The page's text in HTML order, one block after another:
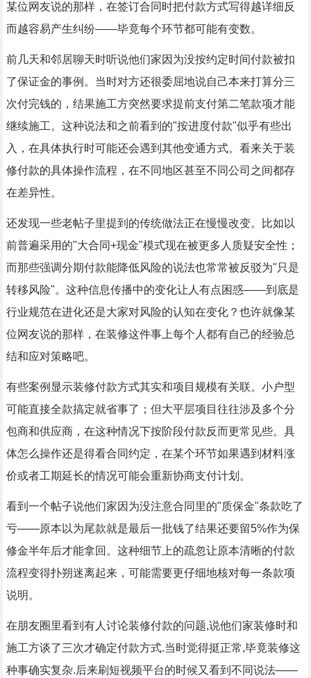
某位网友说的那样，在签订合同时把付款方式写得越详细反
而越容易产生纠纷——毕竟每个环节都可能有变数。
前几天和邻居聊天时听说他们家因为没按约定时间付款被扣
了保证金的事例。当时对方还很委屈地说自己本来打算分三
次付完钱的，结果施工方突然要求提前支付第二笔款项才能
继续施工。这种说法和之前看到的"按进度付款"似乎有些出
入，在具体执行时可能还会遇到其他变通方式。看来关于装
修付款的具体操作流程，在不同地区甚至不同公司之间都存
在差异性。
还发现一些老帖子里提到的传统做法正在慢慢改变。比如以
前普遍采用的"大合同+现金"模式现在被更多人质疑安全性；
而那些强调分期付款能降低风险的说法也常常被反驳为"只是
转移风险"。这种信息传播中的变化让人有点困惑——到底是
行业规范在进化还是大家对风险的认知在变化？也许就像某
位网友说的那样，在装修这件事上每个人都有自己的经验总
结和应对策略吧。
有些案例显示装修付款方式其实和项目规模有关联。小户型
可能直接全款搞定就省事了；但大平层项目往往涉及多个分
包商和供应商，在这种情况下按阶段付款反而更常见些。具
体怎么操作还是得看合同约定，在某个环节如果遇到材料涨
价或者工期延长的情况可能会重新协商支付计划。
看到一个帖子说他们家因为没注意合同里的"质保金"条款吃了
亏——原本以为尾款就是最后一批钱了结果还要留5%作为保
修金半年后才能拿回。这种细节上的疏忽让原本清晰的付款
流程变得扑朔迷离起来，可能需要更仔细地核对每一条款项
说明。
在朋友圈里看到有人讨论装修付款的问题,说他们家装修时和
施工方谈了三次才确定付款方式.当时觉得挺正常,毕竟装修这
种事确实复杂.后来刷短视频平台的时候又看到不同说法——